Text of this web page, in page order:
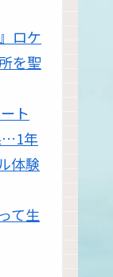
ロケ
を聖
ト
…1年
体験
て生